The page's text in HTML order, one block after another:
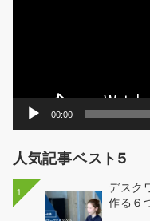
00:00
人気記事ベスト5
1
デスク
作る６